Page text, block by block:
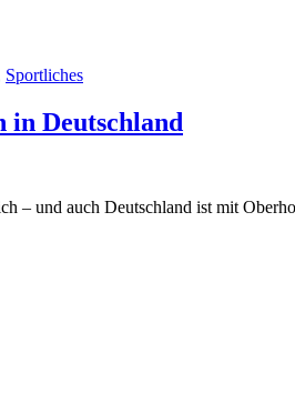
Sportliches
in Deutschland
– und auch Deutschland ist mit